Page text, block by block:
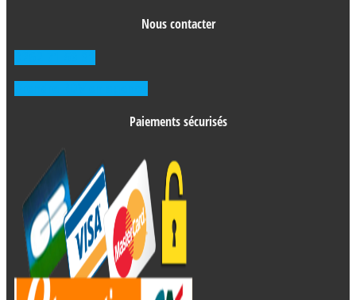
Nous contacter
Paiements sécurisés